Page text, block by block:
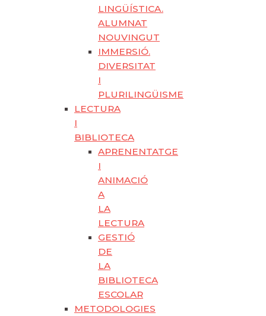
LINGÜÍSTICA.
ALUMNAT
NOUVINGUT
IMMERSIÓ.
DIVERSITAT
I
PLURILINGÜISME
LECTURA
I
BIBLIOTECA
APRENENTATGE
I
ANIMACIÓ
A
LA
LECTURA
GESTIÓ
DE
LA
BIBLIOTECA
ESCOLAR
METODOLOGIES